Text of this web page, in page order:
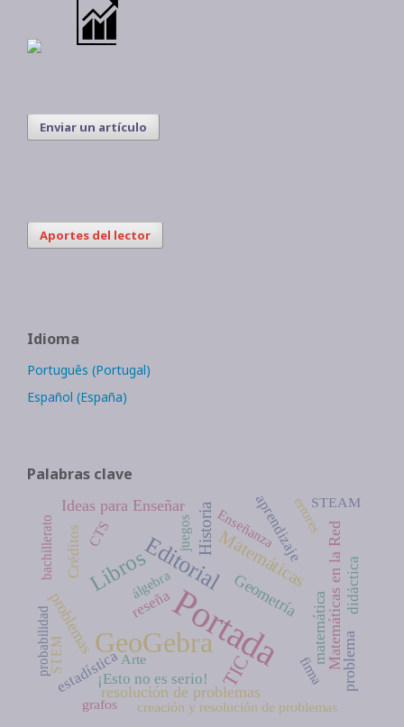
Enviar un artículo
Aportes del lector
Idioma
Português (Portugal)
Español (España)
Palabras clave
Portada
GeoGebra
Editorial
Libros
TIC
Matemáticas
Historia
matemáticaMatemáticas en la Red
resolución de problemas
problema
Geometría
Ideas para Enseñar
problemas
estadística¡Esto no es serio!
reseña
Créditos aprendizaje
didáctica
Enseñanza
STEM
probabilidad
álgebra
bachillerato errores
firma
Arte
CTS
creación y resolución de problemas
STEAM
juegos
grafos